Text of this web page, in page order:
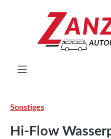
Zum Hauptinhalt springen
Sonstiges
Hi-Flow